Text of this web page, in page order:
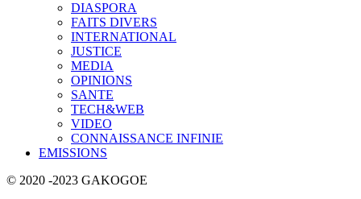
DIASPORA
FAITS DIVERS
INTERNATIONAL
JUSTICE
MEDIA
OPINIONS
SANTE
TECH&WEB
VIDEO
CONNAISSANCE INFINIE
EMISSIONS
© 2020 -2023 GAKOGOE